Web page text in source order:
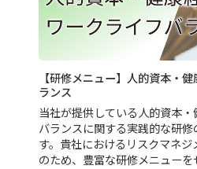
【研修メニュー】人的資本・
ランス
当社が提供している人的資本
バランスに関する実践的な研
す。貴社におけるリスクマネ
のため、豊富な研修メニューを